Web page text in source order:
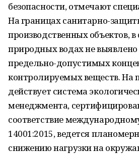
безопасности, отмечают
На границах санитарно-
производственных объектов,
природных водах не
предельно-допустимых
контролируемых веществ. На
действует система
менеджмента,
соответствие
14001:2015, ведется
снижению нагрузки на